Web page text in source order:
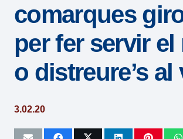
comarques
per fer servir
o distreure’s al
3.02.20